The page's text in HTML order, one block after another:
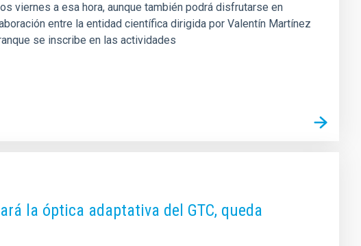
viernes a esa hora, aunque también podrá disfrutarse en
entre la entidad científica dirigida por Valentín Martínez
se inscribe en las actividades
la óptica adaptativa del GTC, queda